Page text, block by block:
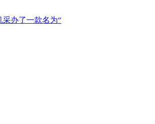
办了一款名为“